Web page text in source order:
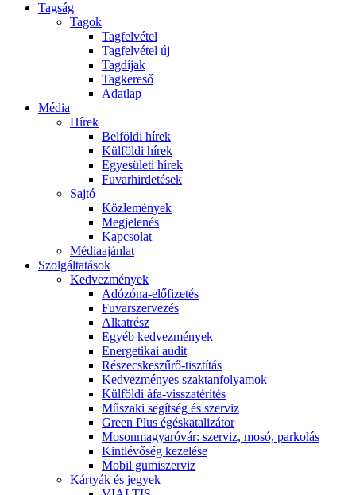
Tagság
Tagok
Tagfelvétel
Tagfelvétel új
Tagdíjak
Tagkereső
Adatlap
Média
Hírek
Belföldi hírek
Külföldi hírek
Egyesületi hírek
Fuvarhirdetések
Sajtó
Közlemények
Megjelenés
Kapcsolat
Médiaajánlat
Szolgáltatások
Kedvezmények
Adózóna-előfizetés
Fuvarszervezés
Alkatrész
Egyéb kedvezmények
Energetikai audit
Részecskeszűrő-tisztítás
Kedvezményes szaktanfolyamok
Külföldi áfa-visszatérítés
Műszaki segítség és szerviz
Green Plus égéskatalizátor
Mosonmagyaróvár: szerviz, mosó, parkolás
Kintlévőség kezelése
Mobil gumiszerviz
Kártyák és jegyek